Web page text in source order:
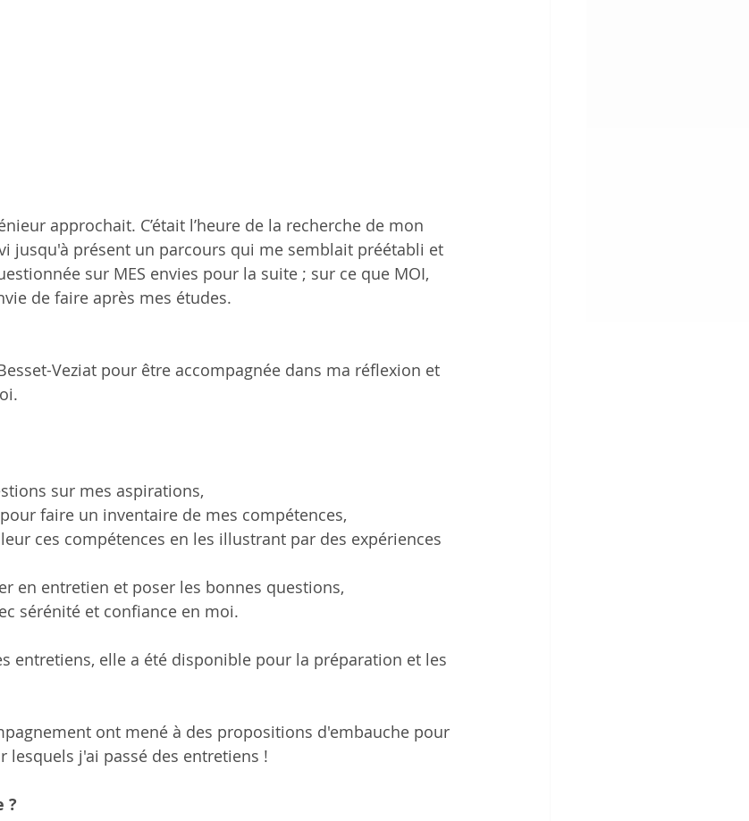
approchait. C’était l’heure de la recherche de mon
jusqu'à présent un parcours qui me semblait préétabli et
sur MES envies pour la suite ; sur ce que MOI,
de faire après mes études.
Veziat pour être accompagnée dans ma réflexion et
sur mes aspirations,
faire un inventaire de mes compétences,
ces compétences en les illustrant par des expériences
en entretien et poser les bonnes questions,
sérénité et confiance en moi.
entretiens, elle a été disponible pour la préparation et les
ont mené à des propositions d'embauche pour
lesquels j'ai passé des entretiens !
?